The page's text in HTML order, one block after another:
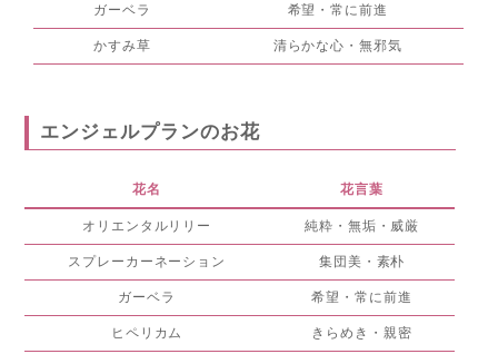
ガーベラ 希望・常に前進
かすみ草 清らかな心・無邪気
エンジェルプランのお花
花名 花言葉
オリエンタルリリー 純粋・無垢・威厳
スプレーカーネーション 集団美・素朴
ガーベラ 希望・常に前進
ヒペリカム きらめき・親密